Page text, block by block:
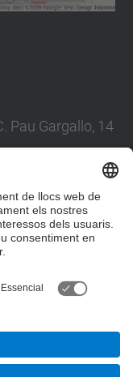
Pau Gargallo, 14